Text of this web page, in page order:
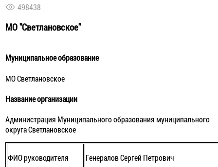
498438
МО "Светлановское"
Муниципальное образование
МО Светлановское
Название организации
Администрация Муниципального образования муниципального
округа Светлановское
ФИО руководителя Генералов Сергей Петрович